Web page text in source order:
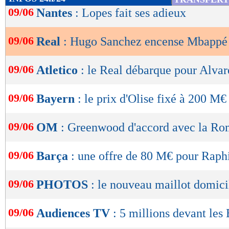
son côté."
Lu 13.893 fois- Romain Rigaux
de
OK
09/06 Nantes : Lopes fait ses adieux
09/06 Real : Hugo Sanchez encense Mbappé
09/06 Atletico : le Real débarque pour
09/06 Bayern : le prix d'Olise fixé à 200 M€
09/06 OM : Greenwood d'accord avec la
09/06 Barça : une offre de 80 M€ pour
09/06 PHOTOS : le nouveau maillot
09/06 Audiences TV : 5 millions devant les